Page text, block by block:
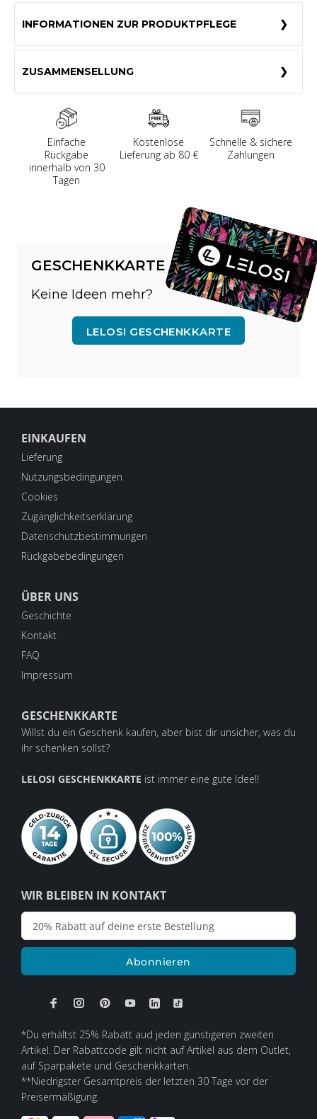
INFORMATIONEN ZUR PRODUKTPFLEGE
ZUSAMMENSELLUNG
Einfache
Rückgabe
innerhalb von 30
Tagen
Kostenlose
Lieferung ab 80 €
Schnelle & sichere
Zahlungen
GESCHENKKARTE
Keine Ideen mehr?
LELOSI GESCHENKKARTE
WIR BLEIBEN IN KONTAKT
Abonnieren
EINKAUFEN
Lieferung
Nutzungsbedingungen
Cookies
Zugänglichkeitserklärung
Datenschutzbestimmungen
Rückgabebedingungen
ÜBER UNS
Geschichte
Kontakt
FAQ
Impressum
GESCHENKKARTE
Willst du ein Geschenk kaufen, aber bist dir unsicher, was du
ihr schenken sollst?
LELOSI GESCHENKKARTE ist immer eine gute Idee!!
*Du erhältst 25% Rabatt aud jeden günstigeren zweiten
Artikel. Der Rabattcode gilt nicht auf Artikel aus dem Outlet,
auf Sparpakete und Geschenkkarten.
**Niedrigster Gesamtpreis der letzten 30 Tage vor der
Preisermäßigung.